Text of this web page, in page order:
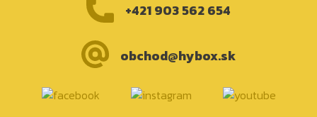
+421 903 562 654
obchod@hybox.sk